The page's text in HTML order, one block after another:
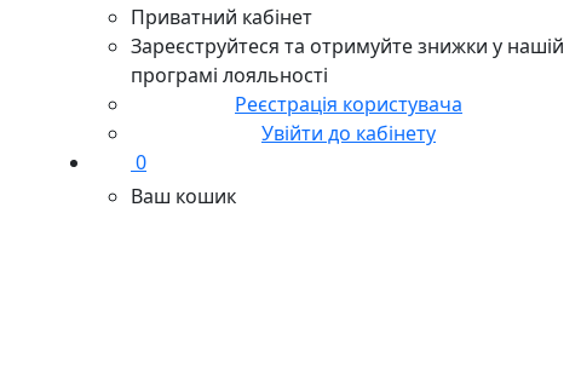
Приватний кабінет
Зареєструйтеся та отримуйте знижки у нашій
програмі лояльності
Реєстрація користувача
Увійти до кабінету
0
Ваш кошик